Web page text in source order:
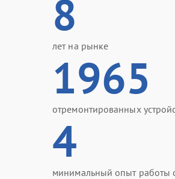
8
лет на рынке
1965
отремонтированных
4
минимальный опыт работы